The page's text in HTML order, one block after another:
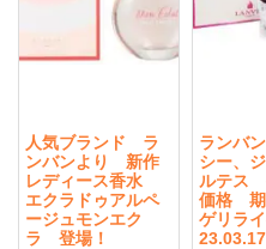
人気ブランド ラ
ンバンより 新作
レディース香水
エクラドゥアルペ
ージュモンエク
ラ 登場！
ランバ
シー、
ルテス
価格
ゲリラ
23.03.17